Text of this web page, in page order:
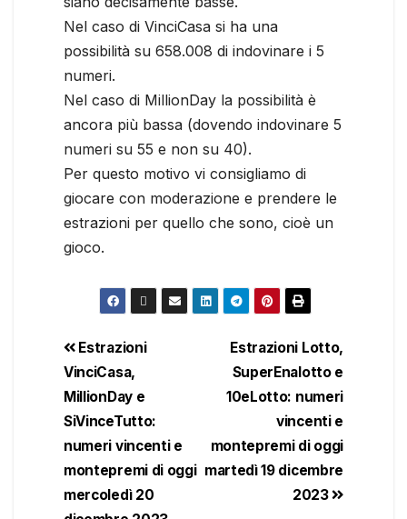
Nel caso di VinciCasa si ha una
possibilità su 658.008 di indovinare i 5
numeri.
Nel caso di MillionDay la possibilità è
ancora più bassa (dovendo indovinare 5
numeri su 55 e non su 40).
Per questo motivo vi consigliamo di
giocare con moderazione e prendere le
estrazioni per quello che sono, cioè un
gioco.
Estrazioni Lotto,
SuperEnalotto e
10eLotto: numeri
vincenti e
montepremi di oggi
martedì 19 dicembre
2023
Estrazioni
VinciCasa,
MillionDay e
SiVinceTutto:
numeri vincenti e
montepremi di oggi
mercoledì 20